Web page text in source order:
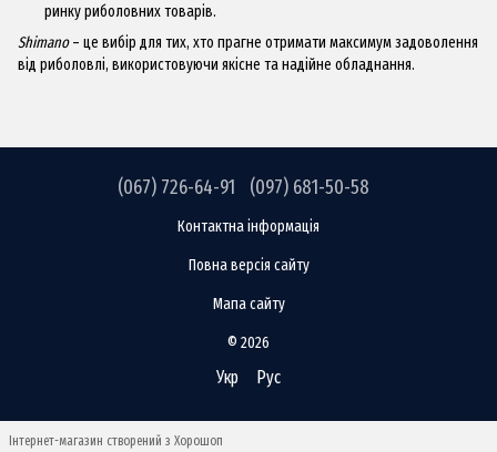
ринку риболовних товарів.
Shimano– це вибір для тих, хто прагне отримати максимум задоволення
від риболовлі, використовуючи якісне та надійне обладнання.
(067) 726-64-91 (097) 681-50-58
Контактна інформація
Повна версія сайту
Мапа сайту
© 2026
Укр Рус
Інтернет-магазин створений з Хорошоп